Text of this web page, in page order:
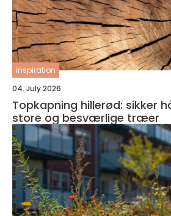
inspiration
04. July 2026
Topkapning hillerød: sikker
store og besværlige træer